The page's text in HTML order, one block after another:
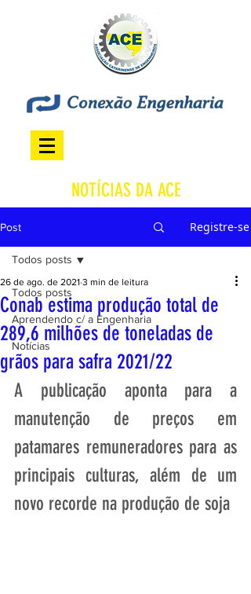
NOTÍCIAS DA ACE
Post Registre-se
Todos posts
Aprendendo c/ a Engenharia
Notícias
Todos posts
Conab estima produção total de
289,6 milhões de toneladas de
grãos para safra 2021/22
26 de ago. de 2021 3 min de leitura
A publicação aponta para a
manutenção de preços em
patamares remuneradores para as
principais culturas, além de um
novo recorde na produção de soja